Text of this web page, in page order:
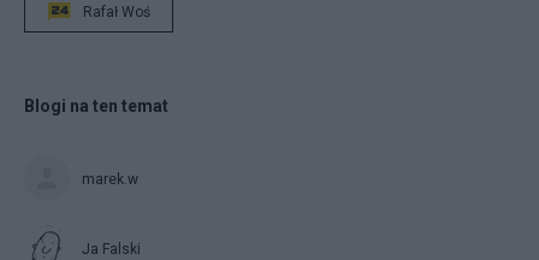
Rafał Woś
Blogi na ten temat
marek.w
Ja Falski